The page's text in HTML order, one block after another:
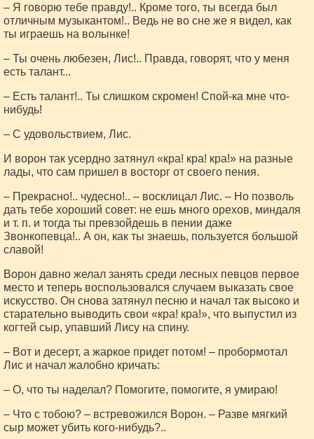
– Я говорю тебе правду!.. Кроме того, ты всегда был
отличным музыкантом!.. Ведь не во сне же я видел, как
ты играешь на волынке!
– Ты очень любезен, Лис!.. Правда, говорят, что у меня
есть талант...
– Есть талант!.. Ты слишком скромен! Спой-ка мне что-
нибудь!
– С удовольствием, Лис.
И ворон так усердно затянул «кра! кра! кра!» на разные
лады, что сам пришел в восторг от своего пения.
– Прекрасно!.. чудесно!.. – восклицал Лис. – Но позволь
дать тебе хороший совет: не ешь много орехов, миндаля
и т. п. и тогда ты превзойдешь в пении даже
Звонкопевца!.. А он, как ты знаешь, пользуется большой
славой!
Ворон давно желал занять среди лесных певцов первое
место и теперь воспользовался случаем выказать свое
искусство. Он снова затянул песню и начал так высоко и
старательно выводить свои «кра! кра!», что выпустил из
когтей сыр, упавший Лису на спину.
– Вот и десерт, а жаркое придет потом! – пробормотал
Лис и начал жалобно кричать:
– О, что ты наделал? Помогите, помогите, я умираю!
– Что с тобою? – встревожился Ворон. – Разве мягкий
сыр может убить кого-нибудь?..